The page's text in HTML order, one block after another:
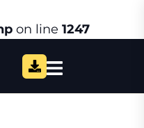
on line 1247